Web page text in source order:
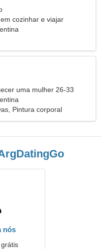
cozinhar e viajar
uma mulher 26-33
Pintura corporal
nós